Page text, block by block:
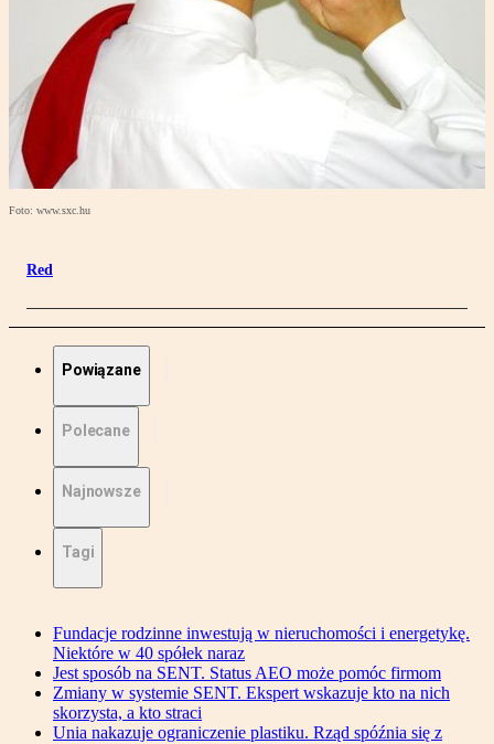
Foto: www.sxc.hu
Red
Powiązane
Polecane
Najnowsze
Tagi
Fundacje rodzinne inwestują w nieruchomości i energetykę.
Niektóre w 40 spółek naraz
Jest sposób na SENT. Status AEO może pomóc firmom
Zmiany w systemie SENT. Ekspert wskazuje kto na nich
skorzysta, a kto straci
Unia nakazuje ograniczenie plastiku. Rząd spóźnia się z